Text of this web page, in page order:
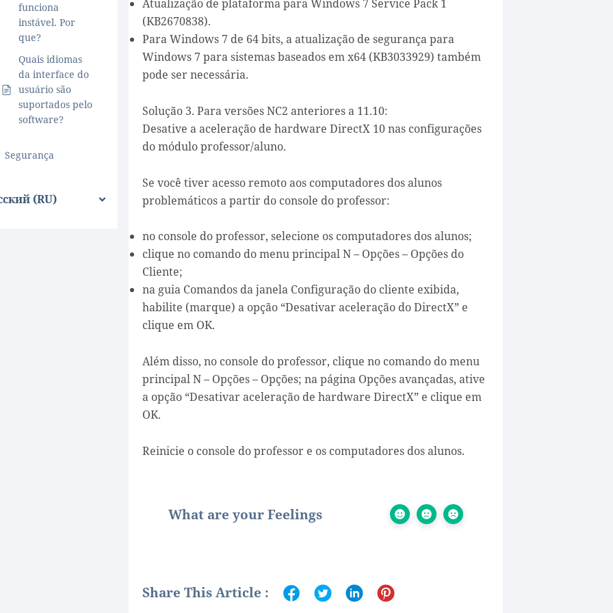
funciona
instável. Por
que?
Quais idiomas
da interface do
usuário são
suportados pelo
software?
Segurança
(RU)
Atualização de plataforma para Windows 7 Service Pack 1
(KB2670838).
Para Windows 7 de 64 bits, a atualização de segurança para
Windows 7 para sistemas baseados em x64 (KB3033929) também
pode ser necessária.
Solução 3. Para versões NC2 anteriores a 11.10:
Desative a aceleração de hardware DirectX 10 nas configurações
do módulo professor/aluno.
Se você tiver acesso remoto aos computadores dos alunos
problemáticos a partir do console do professor:
no console do professor, selecione os computadores dos alunos;
clique no comando do menu principal N – Opções – Opções do
Cliente;
na guia Comandos da janela Configuração do cliente exibida,
habilite (marque) a opção “Desativar aceleração do DirectX” e
clique em OK.
Além disso, no console do professor, clique no comando do menu
principal N – Opções – Opções; na página Opções avançadas, ative
a opção “Desativar aceleração de hardware DirectX” e clique em
OK.
Reinicie o console do professor e os computadores dos alunos.
What are your Feelings
Share This Article :